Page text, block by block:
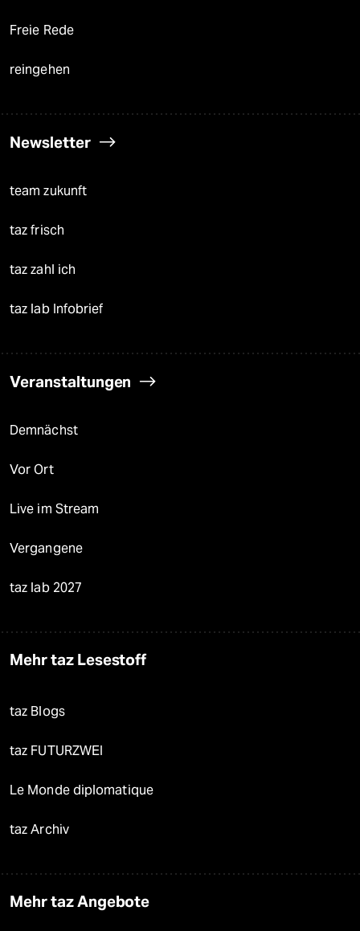
Freie Rede
reingehen
Newsletter
team zukunft
taz frisch
taz zahl ich
taz lab Infobrief
Veranstaltungen
Demnächst
Vor Ort
Live im Stream
Vergangene
taz lab 2027
Mehr taz Lesestoff
taz Blogs
taz FUTURZWEI
Le Monde diplomatique
taz Archiv
Mehr taz Angebote